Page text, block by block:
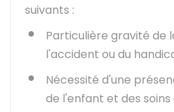
suivants :
Particulière gravité de
l'accident ou du
Nécessité d'une
de l'enfant et des